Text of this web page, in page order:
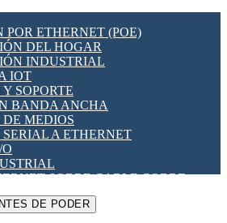
FRECUENCIA [VDF]
- INTERRUPTORES
VARIAS
REED
SÓLIDO SSR
DE POTENCIA
ETHERNET (POE)
DEL HOGAR
INDUSTRIAL
IOT
SOPORTE
BANDA ANCHA
DE MEDIOS
SERIAL A ETHERNET
SOBRE CABLE COBRE
DE PODER